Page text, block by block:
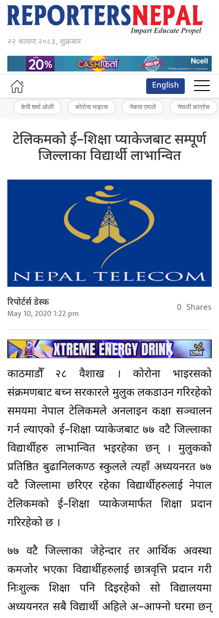
२२ श्रावण २०८३, शुक्रबार
English
केपी शर्मा ओली कोरोना भाइरस नेकपा एमाले नेपाली कांग्रेस
टेलिकमको ई–शिक्षा प्याकेजबाट सम्पूर्ण
जिल्लाका विद्यार्थी लाभान्वित
रिपोर्टर्स डेस्क
May 10, 2020 1:22 pm 0 Shares
काठमाडौँ २८ वैशाख । कोरोना भाइरसको
संक्रमणबाट बच्न सरकारले मुलुक लकडाउन गरिरहेको
समयमा नेपाल टेलिकमले अनलाइन कक्षा सञ्चालन
गर्न ल्याएको ई–शिक्षा प्याकेजबाट ७७ वटै जिल्लाका
विद्यार्थीहरु लाभान्वित भइरहेका छन् । मुलुकको
प्रतिष्ठित बुढानिलकण्ठ स्कुलले त्यहाँ अध्ययनरत ७७
वटै जिल्लामा छरिएर रहेका विद्यार्थीहरुलाई नेपाल
टेलिकमको ई–शिक्षा प्याकेजमार्फत शिक्षा प्रदान
गरिरहेको छ ।
७७ वटै जिल्लाका जेहेन्दार तर आर्थिक अवस्था
कमजोर भएका विद्यार्थीहरुलाई छात्रवृत्ति प्रदान गरी
निःशुल्क शिक्षा पनि दिइरहेको सो विद्यालयमा
अध्ययनरत सबै विद्यार्थी अहिले अ–आफ्नो घरमा छन्